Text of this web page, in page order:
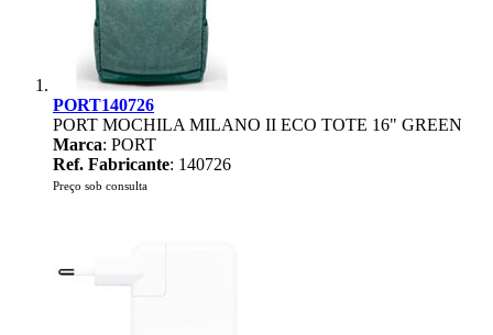
PORT140726
PORT MOCHILA MILANO II ECO TOTE 16" GREEN
Marca: PORT
Ref. Fabricante: 140726
Preço sob consulta